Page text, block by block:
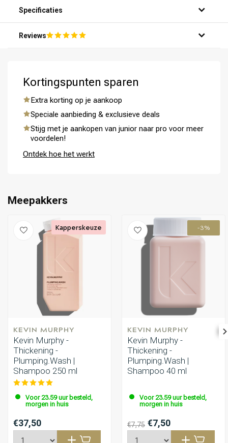
Specificaties
Reviews
Kortingspunten sparen
Extra korting op je aankoop
Speciale aanbieding & exclusieve deals
Stijg met je aankopen van junior naar pro voor meer
voordelen!
Ontdek hoe het werkt
Meepakkers
KEVIN MURPHY
Kevin Murphy -
Thickening -
Plumping.Wash |
Shampoo 250 ml
Voor 23.59 uur besteld,
morgen in huis
€37,50
Kapperskeuze -3%
KEVIN MURPHY
Kevin Murphy -
Thickening -
Plumping.Wash |
Shampoo 40 ml
Voor 23.59 uur besteld,
morgen in huis
€7,75 €7,50